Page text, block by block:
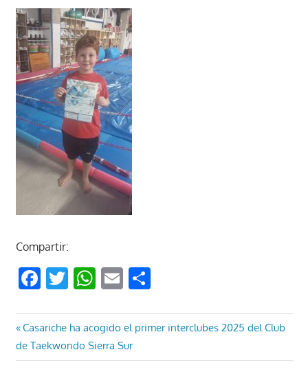
Compartir:
Facebook
Twitter
WhatsApp
EmailCompartir
Navegación
de
Entrada
anterior:
Casariche ha acogido el primer interclubes 2025 del Club
de Taekwondo Sierra Sur